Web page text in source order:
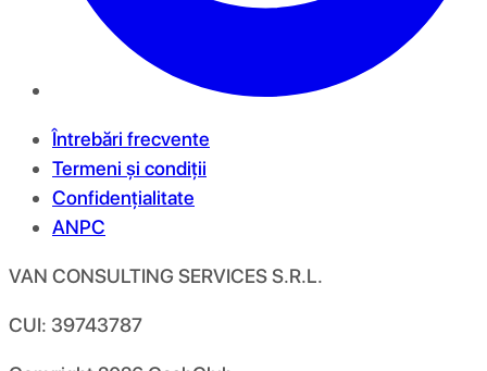
Întrebări frecvente
Termeni și condiții
Confidențialitate
ANPC
VAN CONSULTING SERVICES S.R.L.
CUI: 39743787